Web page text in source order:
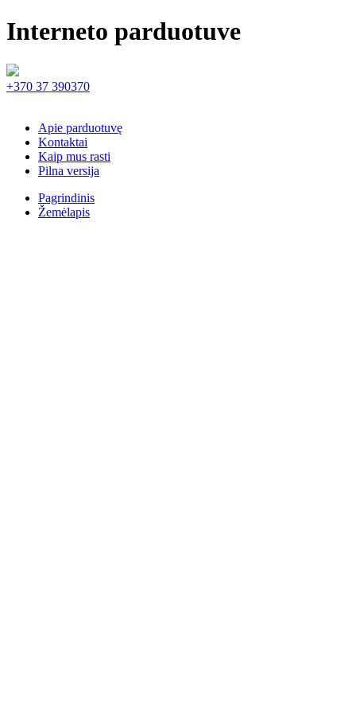
Interneto parduotuve
+370 37 390370
Apie parduotuvę
Kontaktai
Kaip mus rasti
Pilna versija
Pagrindinis
Žemėlapis